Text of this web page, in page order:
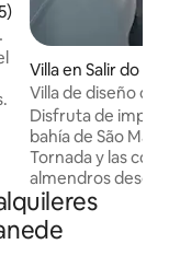
promedio: 4.89 de
Villa en Salir do
Villa de diseño
piscina
Disfruta de
bahía de São
Tornada y las
almendros desde
dormitorios. Relájate en dos amplias
terrazas, date un
climatizada